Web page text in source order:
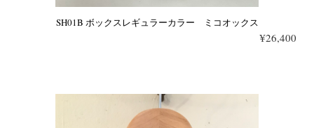
SH01B ボックスレギュラーカラー ミコオックス
¥26,400